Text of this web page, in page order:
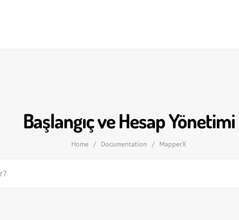
Başlangıç ve Hesap Yönetimi
Home / Documentation / MapperX